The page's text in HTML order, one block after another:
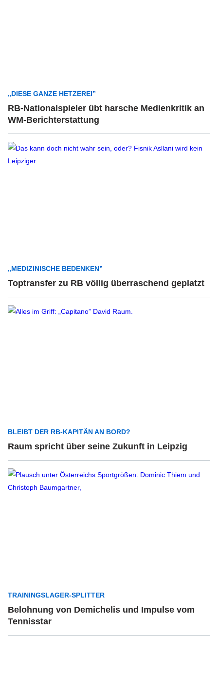
„DIESE GANZE HETZEREI”
RB-Nationalspieler übt harsche Medienkritik an
WM-Berichterstattung
„MEDIZINISCHE BEDENKEN”
Toptransfer zu RB völlig überraschend geplatzt
BLEIBT DER RB-KAPITÄN AN BORD?
Raum spricht über seine Zukunft in Leipzig
TRAININGSLAGER-SPLITTER
Belohnung von Demichelis und Impulse vom
Tennisstar